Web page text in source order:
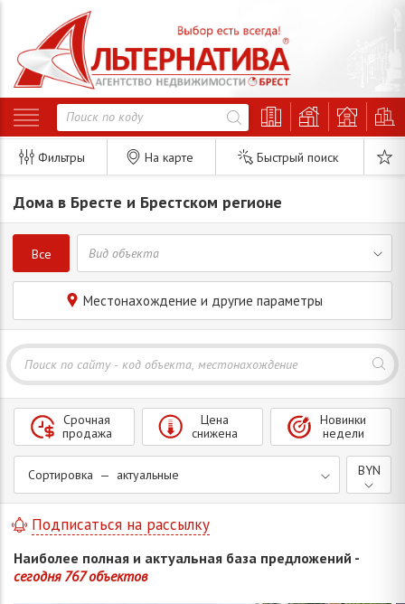
Фильтры На карте Быстрый поиск
Дома в Бресте и Брестском регионе
Все
Местонахождение и другие параметры
Сортировка — актуальные
Срочная
продажа
Цена
снижена
Новинки
недели
BYN
Наиболее полная и актуальная база предложений -
сегодня 767 объектов
Подписаться на рассылку